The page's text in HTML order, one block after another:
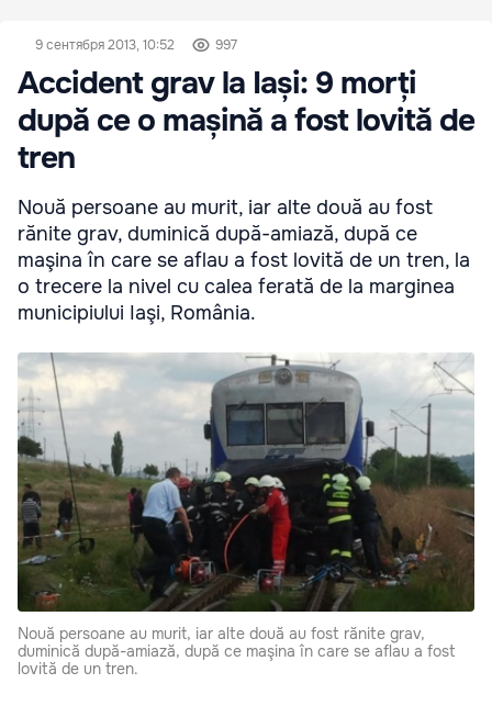
9 сентября 2013, 10:52 997
Accident grav la Iași: 9 morți
după ce o mașină a fost lovită de
tren
Nouă persoane au murit, iar alte două au fost
rănite grav, duminică după-amiază, după ce
maşina în care se aflau a fost lovită de un tren, la
o trecere la nivel cu calea ferată de la marginea
municipiului Iaşi, România.
Nouă persoane au murit, iar alte două au fost rănite grav,
duminică după-amiază, după ce maşina în care se aflau a fost
lovită de un tren.